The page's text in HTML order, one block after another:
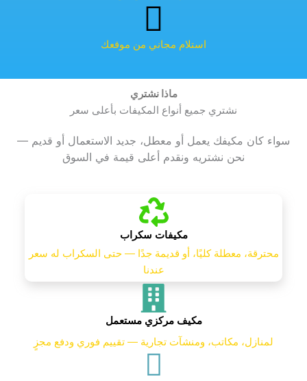
استلام مجاني من موقعك
ماذا نشتري
نشتري جميع أنواع المكيفات بأعلى سعر
سواء كان مكيفك يعمل أو معطل، جديد الاستعمال أو قديم —
نحن نشتريه ونقدم أعلى قيمة في السوق
مكيفات سكراب
محترقة، معطلة كليًا، أو قديمة جدًا — حتى السكراب له سعر
عندنا
مكيف مركزي مستعمل
لمنازل، مكاتب، ومنشآت تجارية — تقييم فوري ودفع مجزٍ